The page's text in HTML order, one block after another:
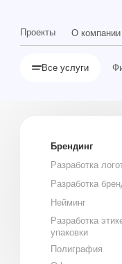
Проекты О компании
Разработка логотипа
Разработка брендбука
Нейминг
Разработка этикетки и
упаковки
Полиграфия
Оформление соцсетей